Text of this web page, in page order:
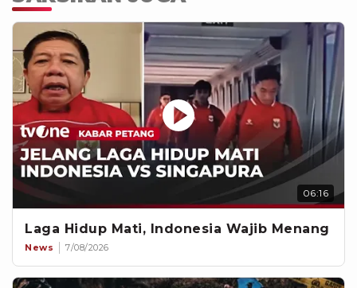
06:16
Laga Hidup Mati, Indonesia Wajib Menang
News 7/08/2026